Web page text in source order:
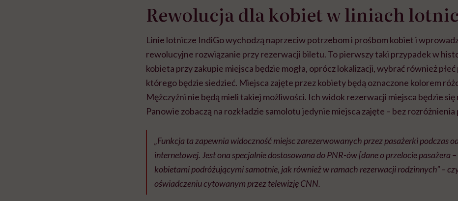
Rewolucja dla kobiet w liniach
Linie lotnicze IndiGo wychodzą naprzeciw potrzebom i prośbom kobiet i
rewolucyjne rozwiązanie przy rezerwacji biletu. To pierwszy taki przypadek w
kobieta przy zakupie miejsca będzie mogła, oprócz lokalizacji, wybrać również płeć
którego będzie siedzieć. Miejsca zajęte przez kobiety będą oznaczone kolorem
Mężczyźni nie będą mieli takiej możliwości. Ich widok rezerwacji miejsca będzie się
Panowie zobaczą na rozkładzie samolotu jedynie miejsca zajęte – bez rozróżnienia
„Funkcja ta zapewnia widoczność miejsc zarezerwowanych przez pasażerki podczas
internetowej. Jest ona specjalnie dostosowana do PNR-ów [dane o przelocie pasażera –
kobietami podróżującymi samotnie, jak również w ramach rezerwacji rodzinnych” –
oświadczeniu cytowanym przez telewizję CNN.